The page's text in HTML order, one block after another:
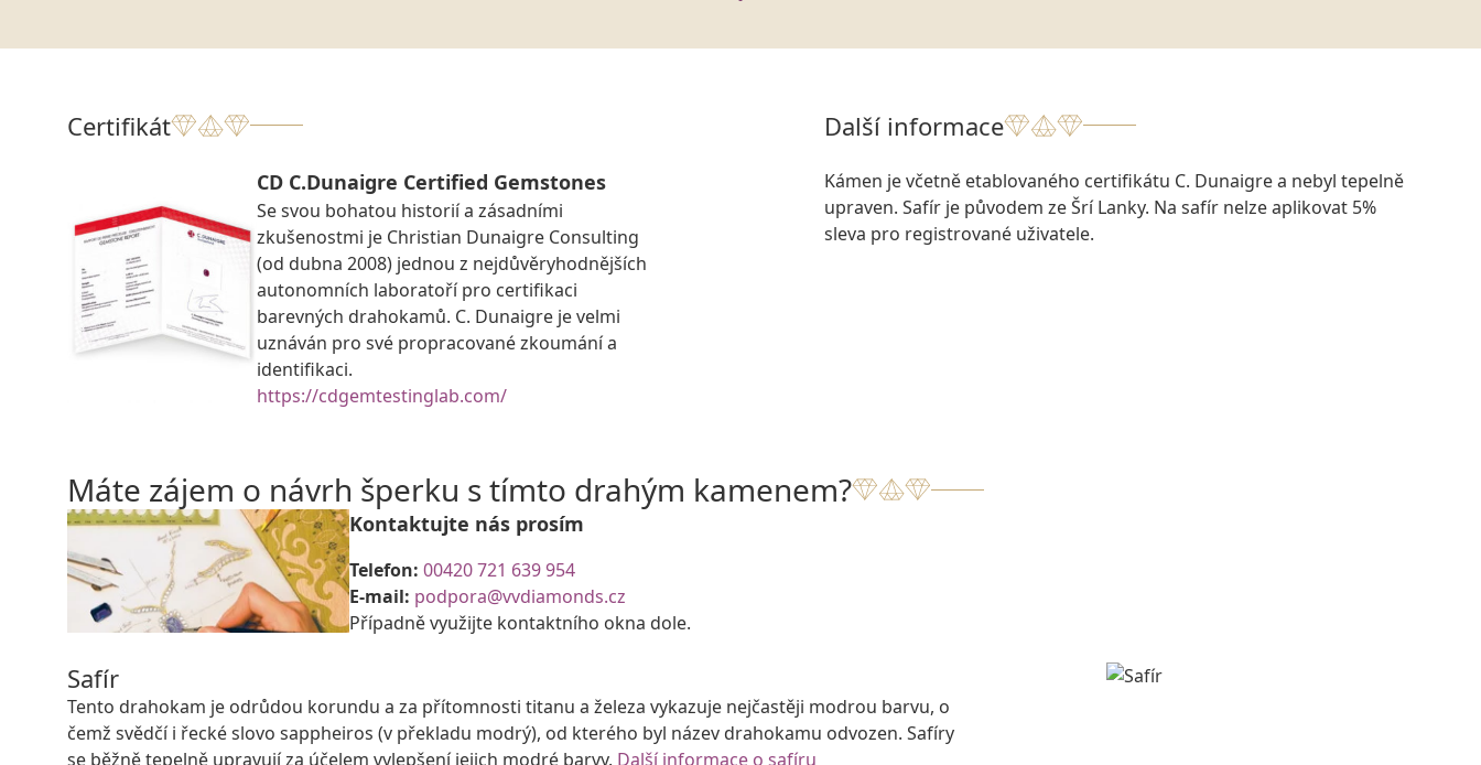
Certifikát
CD C.Dunaigre Certified Gemstones
Se svou bohatou historií a zásadními
zkušenostmi je Christian Dunaigre Consulting
(od dubna 2008) jednou z nejdůvěryhodnějších
autonomních laboratoří pro certifikaci
barevných drahokamů. C. Dunaigre je velmi
uznáván pro své propracované zkoumání a
identifikaci.
https://cdgemtestinglab.com/
Další informace
Kámen je včetně etablovaného certifikátu C. Dunaigre a nebyl tepelně
upraven. Safír je původem ze Šrí Lanky. Na safír nelze aplikovat 5%
sleva pro registrované uživatele.
Máte zájem o návrh šperku s tímto drahým kamenem?
Kontaktujte nás prosím
Telefon: 00420 721 639 954
E-mail: podpora@vvdiamonds.cz
Případně využijte kontaktního okna dole.
Safír
Tento drahokam je odrůdou korundu a za přítomnosti titanu a železa vykazuje nejčastěji modrou barvu, o
čemž svědčí i řecké slovo sappheiros (v překladu modrý), od kterého byl název drahokamu odvozen. Safíry
se běžně tepelně upravují za účelem vylepšení jejich modré barvy. Další informace o safíru